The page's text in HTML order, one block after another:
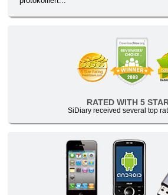
RATED WITH 5
SiDiary received several top